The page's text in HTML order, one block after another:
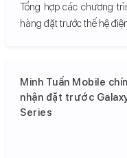
Tổng hợp các chương
hàng đặt trước thế hệ
Minh Tuấn Mobile
nhận đặt trước
Series